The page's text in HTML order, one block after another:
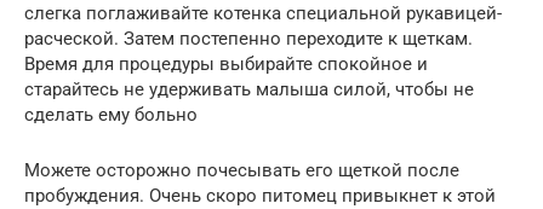
слегка поглаживайте котенка специальной рукавицей-
расческой. Затем постепенно переходите к щеткам.
Время для процедуры выбирайте спокойное и
старайтесь не удерживать малыша силой, чтобы не
сделать ему больно
Можете осторожно почесывать его щеткой после
пробуждения. Очень скоро питомец привыкнет к этой